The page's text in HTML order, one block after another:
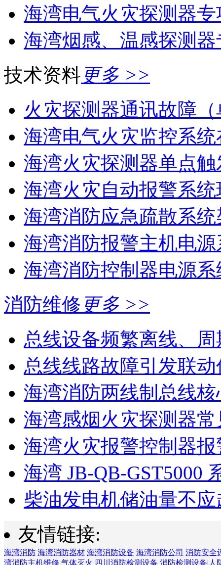
海湾电气火灾探测器
海湾烟感、温感探测
技术资料 更多 >>
火灾探测器通讯故障
海湾电气火灾监控系统
海湾火灾探测器单点
海湾火灾自动报警系统
海湾消防应急疏散系统
海湾消防报警主机电源
海湾消防控制器电源系
消防维修 更多 >>
总线设备频繁离线、
总线线路故障引发联
海湾消防两线制总线核
海湾感烟火灾探测器常
海湾火灾报警控制器报
海湾 JB-QB-GST5000
柴油发电机储油量不应
友情链接:
海湾消防 海湾消防器材 海湾消防设备 海湾消防公司 消防安全
湾消防主机维修 气体灭火 四川消防检测设备 消防检测设备|人